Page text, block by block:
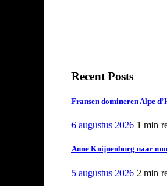
Recent Posts
Fransen domineren Alpe
6 augustus 2026 1 min
Anne Knijnenburg naar
5 augustus 2026 2 min